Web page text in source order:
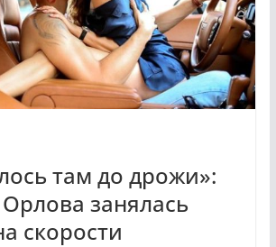
там до дрожи»:
занялась
скорости